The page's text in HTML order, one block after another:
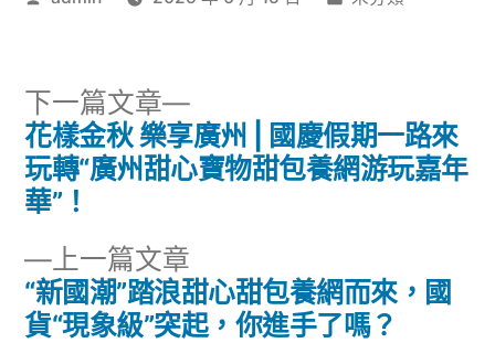
文
章
導
覽
上一篇文章
一
篇
“新國潮”踏浪甜心甜包養網而來，國
貨“現象級”突起，你進手了嗎？
下一篇文章
下
一
篇
花樣金秋 樂享廣州 | 國慶假期一路來
玩轉“廣州甜心寶物甜包養網游玩嘉年
華”！